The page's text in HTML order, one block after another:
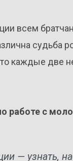
всем
судьба
каждые две
работе с
— узнать,